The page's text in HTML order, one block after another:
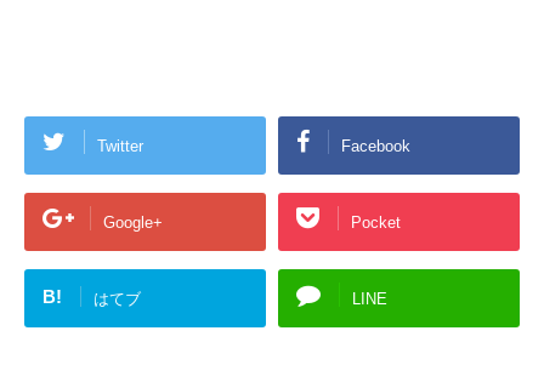
Twitter Facebook
Google+ Pocket
B! はてブ LINE